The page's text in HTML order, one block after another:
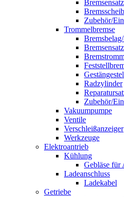
Bremsensatz
Zubehör/
Trommelbremse
Bremsensatz
Radzylinder
Zubehör/
Vakuumpumpe
Ventile
Verschleißanzeiger
Werkzeuge
Elektroantrieb
Kühlung
Gebläse für
Ladeanschluss
Ladekabel
Getriebe